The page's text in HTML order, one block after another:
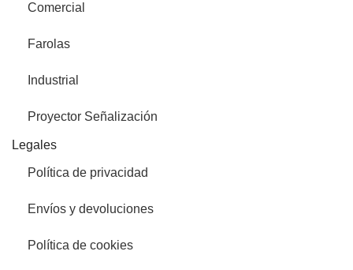
Comercial
Farolas
Industrial
Proyector Señalización
Legales
Política de privacidad
Envíos y devoluciones
Política de cookies